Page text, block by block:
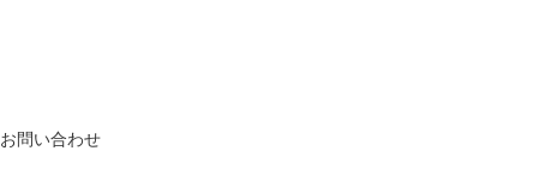
お問い合わせ